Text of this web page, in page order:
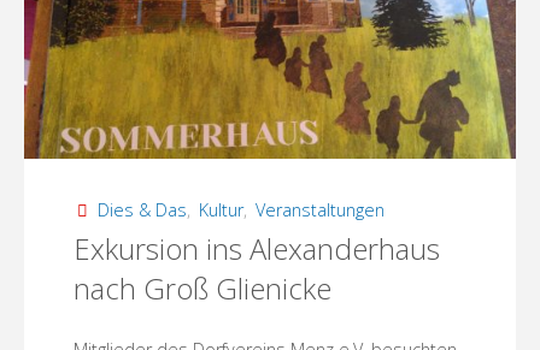
Dies & Das, Kultur, Veranstaltungen
Exkursion ins Alexanderhaus
nach Groß Glienicke